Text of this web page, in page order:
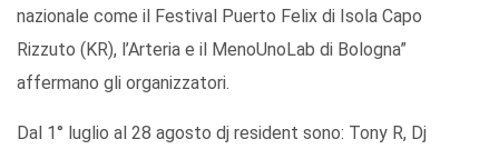
nazionale come il Festival Puerto Felix di Isola Capo
Rizzuto (KR), l’Arteria e il MenoUnoLab di Bologna”
affermano gli organizzatori.
Dal 1° luglio al 28 agosto dj resident sono: Tony R, Dj